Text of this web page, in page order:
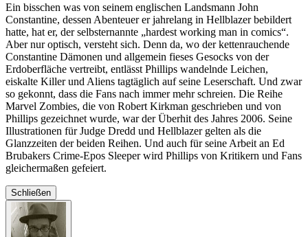
Ein bisschen was von seinem englischen Landsmann John
Constantine, dessen Abenteuer er jahrelang in Hellblazer bebildert
hatte, hat er, der selbsternannte „hardest working man in comics“.
Aber nur optisch, versteht sich. Denn da, wo der kettenrauchende
Constantine Dämonen und allgemein fieses Gesocks von der
Erdoberfläche vertreibt, entlässt Phillips wandelnde Leichen,
eiskalte Killer und Aliens tagtäglich auf seine Leserschaft. Und zwar
so gekonnt, dass die Fans nach immer mehr schreien. Die Reihe
Marvel Zombies, die von Robert Kirkman geschrieben und von
Phillips gezeichnet wurde, war der Überhit des Jahres 2006. Seine
Illustrationen für Judge Dredd und Hellblazer gelten als die
Glanzzeiten der beiden Reihen. Und auch für seine Arbeit an Ed
Brubakers Crime-Epos Sleeper wird Phillips von Kritikern und Fans
gleichermaßen gefeiert.
Schließen